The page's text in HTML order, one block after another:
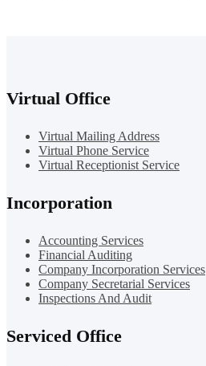
Virtual Office
Virtual Mailing Address
Virtual Phone Service
Virtual Receptionist Service
Incorporation
Accounting Services
Financial Auditing
Company Incorporation Services
Company Secretarial Services
Inspections And Audit
Serviced Office